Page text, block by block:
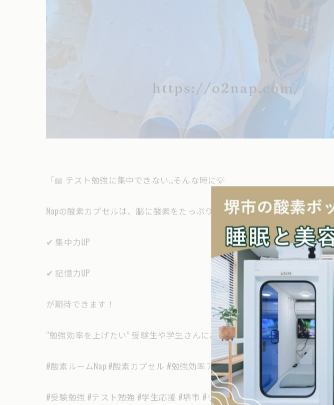
「📖 テスト勉強に集中できない…そんな時に💡
Napの酸素カプセルは、脳に酸素をたっぷり届けて
✔ 集中力UP
✔ 記憶力UP
が期待できます！
“勉強効率を上げたい” 受験生や学生さんにおすすめです！」
#酸素ルームNap #酸素カプセル #勉強効率アップ #集中力アップ #記憶力向上
#受験勉強 #テスト勉強 #学生応援 #堺市 #リラクゼーション #脳活性化